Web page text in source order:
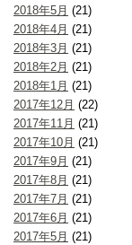
2018年5月 (21)
2018年4月 (21)
2018年3月 (21)
2018年2月 (21)
2018年1月 (21)
2017年12月 (22)
2017年11月 (21)
2017年10月 (21)
2017年9月 (21)
2017年8月 (21)
2017年7月 (21)
2017年6月 (21)
2017年5月 (21)